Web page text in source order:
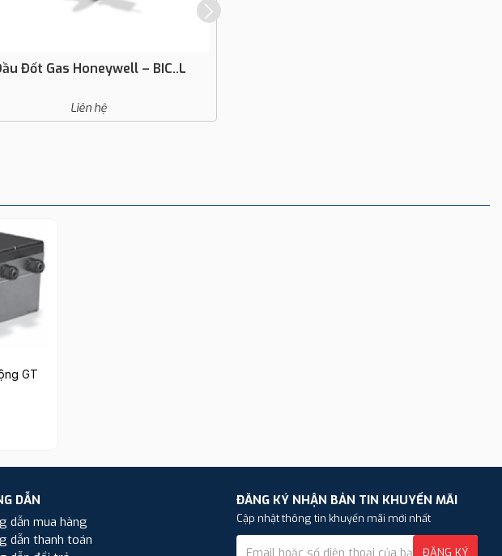
Đốt Gas Honeywell – BIC..L
Liên hệ
GT
DẪN
dẫn mua hàng
dẫn thanh toán
ĐĂNG KÝ NHẬN BẢN TIN KHUYẾN MÃI
Cập nhật thông tin khuyến mãi mới nhất
ĐĂNG KÝ